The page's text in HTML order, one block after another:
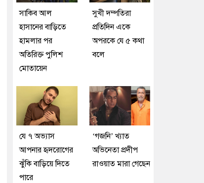
সাকিব আল
হাসানের বাড়িতে
হামলার পর
অতিরিক্ত পুলিশ
মোতায়েন
সুখী দম্পতিরা
প্রতিদিন একে
অপরকে যে ৫ কথা
বলে
যে ৭ অভ্যাস
আপনার হৃদরোগের
ঝুঁকি বাড়িয়ে দিতে
পারে
‘গজনি’ খ্যাত
অভিনেতা প্রদীপ
রাওয়াত মারা গেছেন